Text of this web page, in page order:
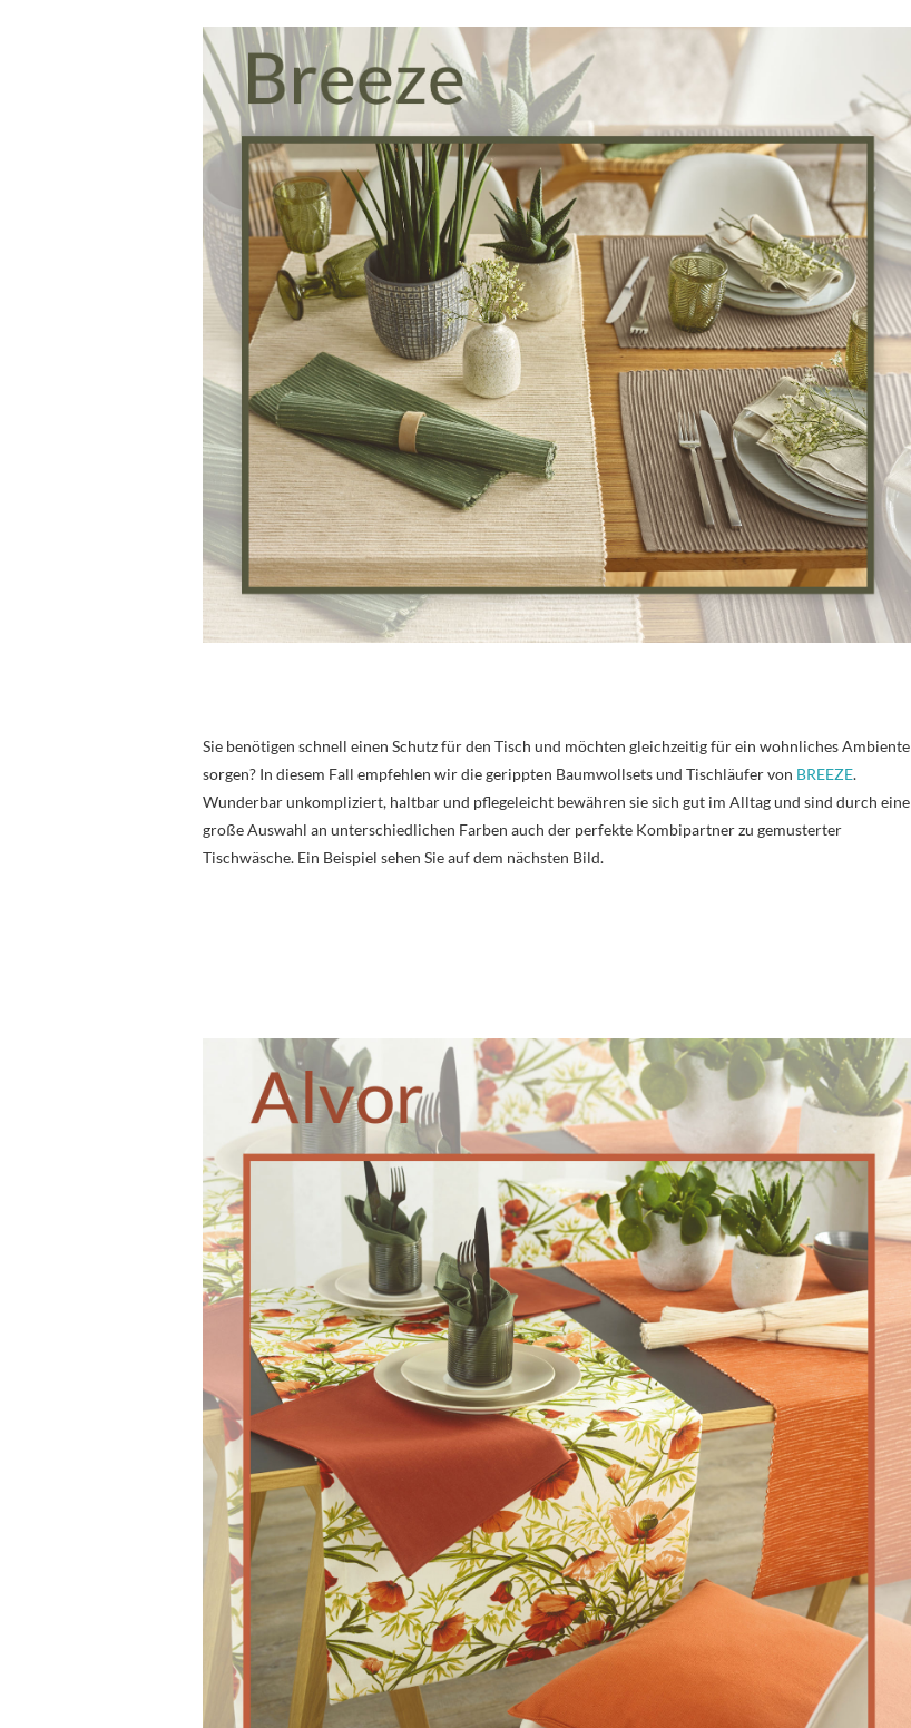
Sie benötigen schnell einen Schutz für den Tisch und möchten gleichzeitig für ein wohnliches Ambiente
sorgen? In diesem Fall empfehlen wir die gerippten Baumwollsets und Tischläufer von BREEZE.
Wunderbar unkompliziert, haltbar und pflegeleicht bewähren sie sich gut im Alltag und sind durch eine
große Auswahl an unterschiedlichen Farben auch der perfekte Kombipartner zu gemusterter
Tischwäsche. Ein Beispiel sehen Sie auf dem nächsten Bild.